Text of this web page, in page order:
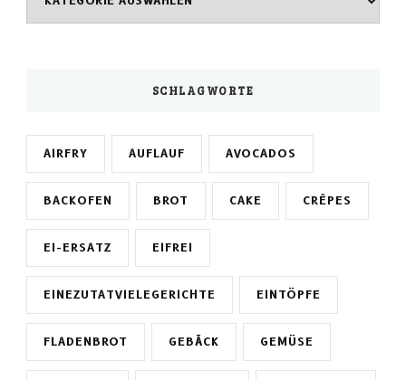
SCHLAGWORTE
AIRFRY AUFLAUF AVOCADOS
BACKOFEN BROT CAKE CRÊPES
EI-ERSATZ EIFREI
EINEZUTATVIELEGERICHTE EINTÖPFE
FLADENBROT GEBÄCK GEMÜSE